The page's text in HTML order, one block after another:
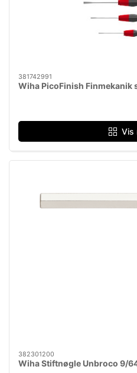
381742991
Wiha PicoFinish
Vis
382301200
Wiha Stiftnøgle Unbroco 9/